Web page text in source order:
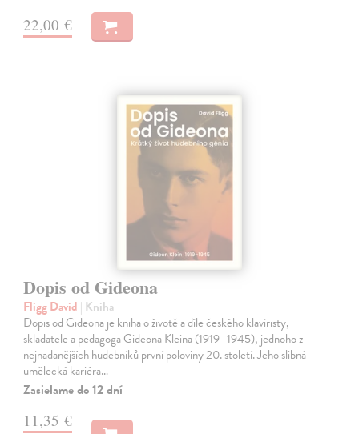
22,00 €
Dopis od Gideona
Fligg David | Kniha
Dopis od Gideona je kniha o životě a díle českého klavíristy,
skladatele a pedagoga Gideona Kleina (1919–1945), jednoho z
nejnadanějších hudebníků první poloviny 20. století. Jeho slibná
umělecká kariéra…
Zasielame do 12 dní
11,35 €